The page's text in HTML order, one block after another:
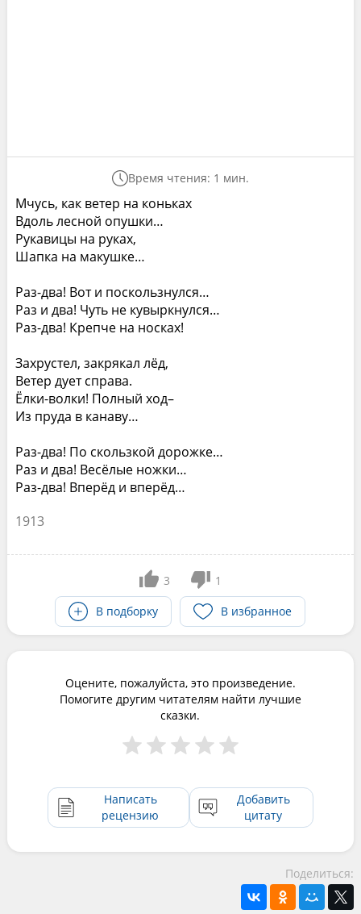
Время чтения: 1 мин.
Мчусь, как ветер на коньках
Вдоль лесной опушки…
Рукавицы на руках,
Шапка на макушке…
Раз-два! Вот и поскользнулся…
Раз и два! Чуть не кувыркнулся…
Раз-два! Крепче на носках!
Захрустел, закрякал лёд,
Ветер дует справа.
Ёлки-волки! Полный ход–
Из пруда в канаву…
Раз-два! По скользкой дорожке…
Раз и два! Весёлые ножки…
Раз-два! Вперёд и вперёд…
1913
3
1
В подборку
В избранное
Оцените, пожалуйста, это произведение.
Помогите другим читателям найти лучшие
сказки.
Написать
рецензию
Добавить
цитату
Поделиться: